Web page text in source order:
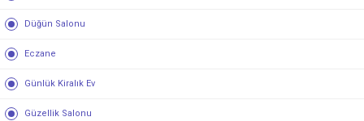
Düğün Salonu
Eczane
Günlük Kiralık Ev
Güzellik Salonu